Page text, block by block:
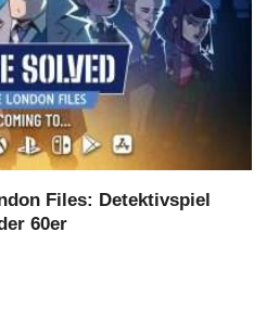
Files: Detektivspiel
60er